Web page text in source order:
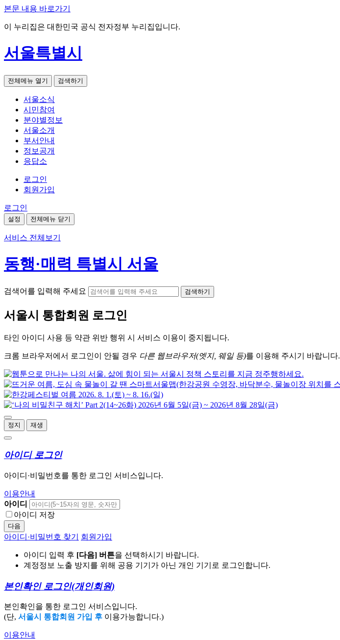
본문 내용 바로가기
이 누리집은 대한민국 공식 전자정부 누리집입니다.
서울특별시
전체메뉴 열기 검색하기
서울소식
시민참여
분야별정보
서울소개
부서안내
정보공개
응답소
로그인
회원가입
로그인
설정 전체메뉴 닫기
서비스 전체보기
동행·매력 특별시 서울
검색어를 입력해 주세요 검색하기
서울시 통합회원 로그인
타인 아이디 사용 등 약관 위반 행위 시 서비스 이용이 중지됩니다.
크롬 브라우저에서 로그인이 안될 경우 다른 웹브라우저(엣지, 웨일 등)를 이용해 주시기 바랍니다.
정지 재생
아이디 로그인
아이디·비밀번호를 통한 로그인 서비스입니다.
이용안내
아이디
아이디 저장
다음
아이디·비밀번호 찾기 회원가입
아이디 입력 후 [다음] 버튼을 선택하시기 바랍니다.
계정정보 노출 방지를 위해 공용 기기가 아닌 개인 기기로 로그인합니다.
본인확인 로그인(개인회원)
본인확인을 통한 로그인 서비스입니다.
(단, 서울시 통합회원 가입 후 이용가능합니다.)
이용안내